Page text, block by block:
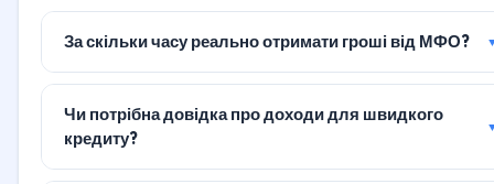
За скільки часу реально отримати гроші від МФО?
Чи потрібна довідка про доходи для швидкого
кредиту?